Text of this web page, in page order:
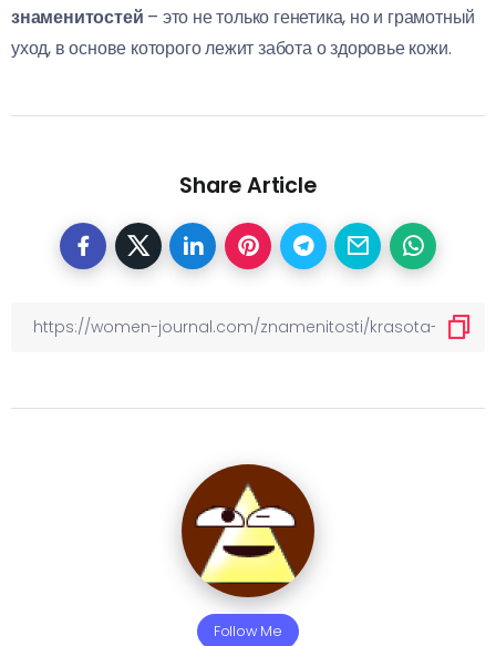
знаменитостей – это не только генетика, но и грамотный
уход, в основе которого лежит забота о здоровье кожи.
Share Article
Follow Me